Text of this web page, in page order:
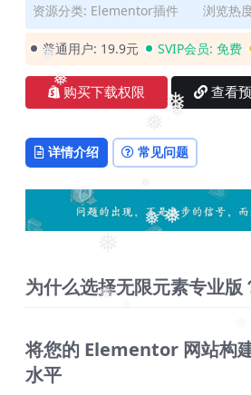
❅
❅
❅
❅
❅
资源分类: Elementor插件 浏览热
普通用户: 19.9元 SVIP会员: 免费
购买下载权限 查看
详情介绍 常见问题
为什么选择无限元素专业版
将您的 Elementor 网站构
水平